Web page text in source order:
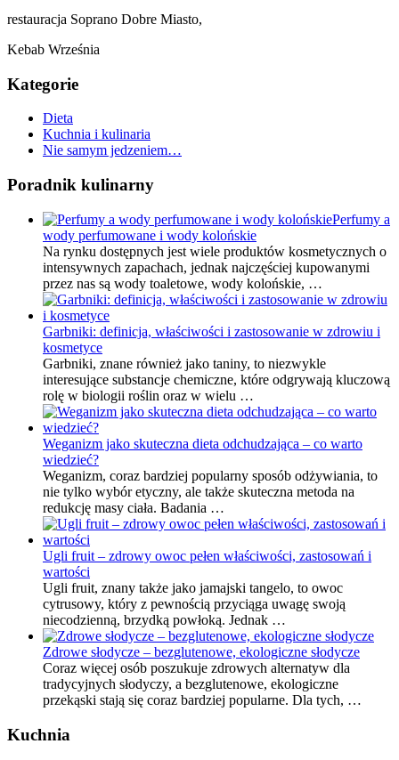
restauracja Soprano Dobre Miasto,
Kebab Września
Kategorie
Dieta
Kuchnia i kulinaria
Nie samym jedzeniem…
Poradnik kulinarny
Perfumy a
wody perfumowane i wody kolońskie
Na rynku dostępnych jest wiele produktów kosmetycznych o
intensywnych zapachach, jednak najczęściej kupowanymi
przez nas są wody toaletowe, wody kolońskie, …
Garbniki: definicja, właściwości i zastosowanie w zdrowiu i
kosmetyce
Garbniki, znane również jako taniny, to niezwykle
interesujące substancje chemiczne, które odgrywają kluczową
rolę w biologii roślin oraz w wielu …
Weganizm jako skuteczna dieta odchudzająca – co warto
wiedzieć?
Weganizm, coraz bardziej popularny sposób odżywiania, to
nie tylko wybór etyczny, ale także skuteczna metoda na
redukcję masy ciała. Badania …
Ugli fruit – zdrowy owoc pełen właściwości, zastosowań i
wartości
Ugli fruit, znany także jako jamajski tangelo, to owoc
cytrusowy, który z pewnością przyciąga uwagę swoją
niecodzienną, brzydką powłoką. Jednak …
Zdrowe słodycze – bezglutenowe, ekologiczne słodycze
Coraz więcej osób poszukuje zdrowych alternatyw dla
tradycyjnych słodyczy, a bezglutenowe, ekologiczne
przekąski stają się coraz bardziej popularne. Dla tych, …
Kuchnia